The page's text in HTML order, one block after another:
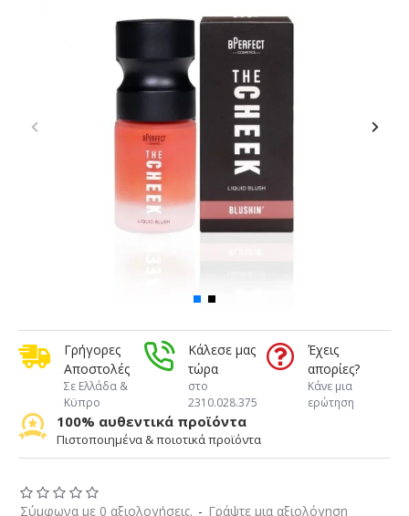
Γρήγορες
Αποστολές
Σε Ελλάδα &
Κϋπρο
Κάλεσε μας
τώρα
στο
2310.028.375
Έχεις
απορίες?
Κάνε μια
ερώτηση
100% αυθεντικά προϊόντα
Πιστοποιημένα & ποιοτικά προϊόντα
Σύμφωνα με 0 αξιολογήσεις. - Γράψτε μια αξιολόγηση